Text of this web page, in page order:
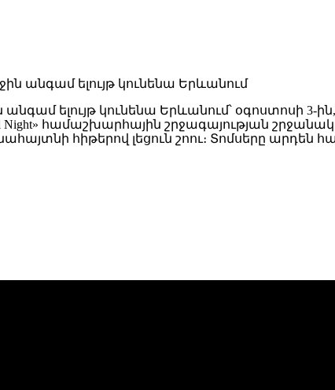
ելույթ կունենա Երևանում՝ օգոստոսի
համաշխարհային շրջագայության
հիթերով լեցուն շոու։ Տոմսերը արդեն